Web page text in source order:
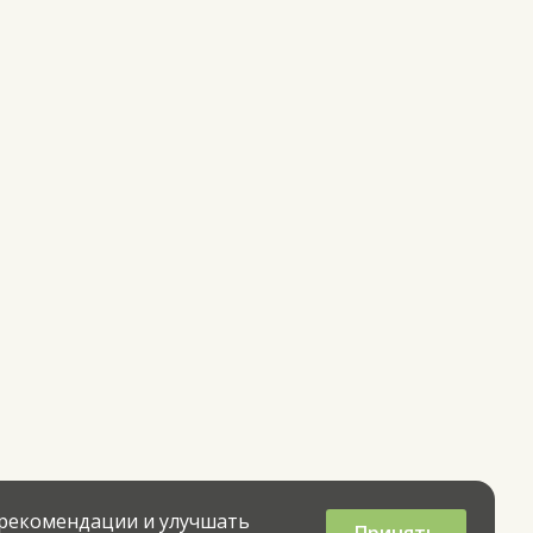
и улучшать